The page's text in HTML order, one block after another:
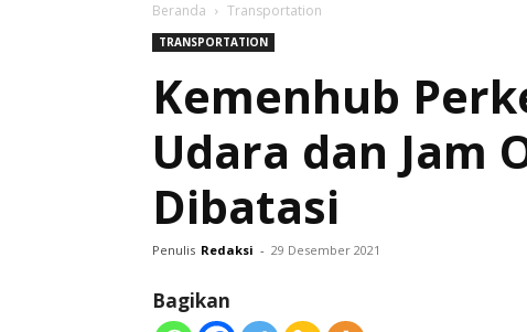
Beranda Transportation
TRANSPORTATION
Kemenhub
Udara dan Jam
Dibatasi
Penulis Redaksi - 29 Desember 2021
Bagikan